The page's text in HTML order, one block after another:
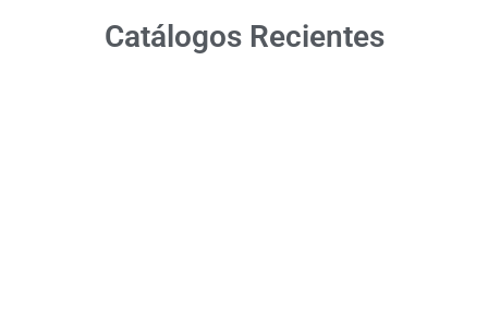
Catálogos Recientes